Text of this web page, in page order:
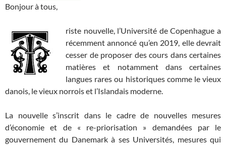
Bonjour à tous,
riste nouvelle, l’Université de Copenhague a
récemment annoncé qu’en 2019, elle devrait
cesser de proposer des cours dans certaines
matières et notamment dans certaines
langues rares ou historiques comme le vieux
danois, le vieux norrois et l’Islandais moderne.
La nouvelle s’inscrit dans le cadre de nouvelles mesures
d’économie et de « re-priorisation » demandées par le
gouvernement du Danemark à ses Universités, mesures qui